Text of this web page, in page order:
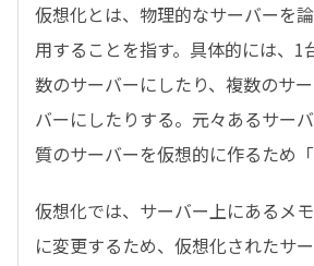
仮想化とは、物理的なサーバーを
用することを指す。具体的には、1
数のサーバーにしたり、複数のサ
バーにしたりする。元々あるサー
質のサーバーを仮想的に作るため
仮想化では、サーバー上にあるメ
に変更するため、仮想化されたサ